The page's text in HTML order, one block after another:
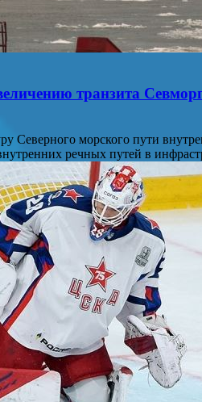
транзита
Северного морского пути
речных путей в